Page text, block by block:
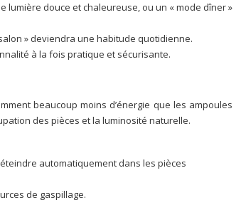
lumière douce et chaleureuse, ou un « mode dîner »
» deviendra une habitude quotidienne.
à la fois pratique et sécurisante.
beaucoup moins d’énergie que les ampoules
des pièces et la luminosité naturelle.
automatiquement dans les pièces
de gaspillage.